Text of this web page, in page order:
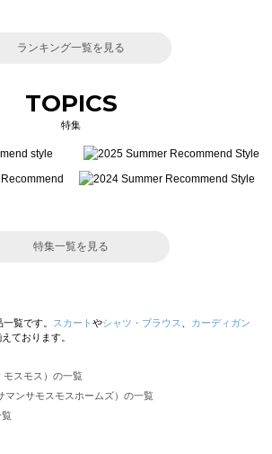
ランキング一覧を見る
TOPICS
特集
特集一覧を見る
覧です。 スカート やシャツ・ブラウス
カーディガン
ております。
モスモス）の一覧
マンサモスモスホームズ）の一覧
覧
（ツハルバイサマンサモスモス）の一覧